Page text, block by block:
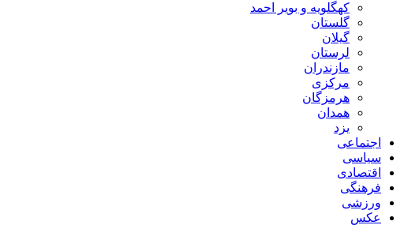
کهگلویه و بویر احمد
گلستان
گیلان
لرستان
مازندران
مرکزی
هرمزگان
همدان
یزد
اجتماعی
سیاسی
اقتصادی
فرهنگی
ورزشی
عکس